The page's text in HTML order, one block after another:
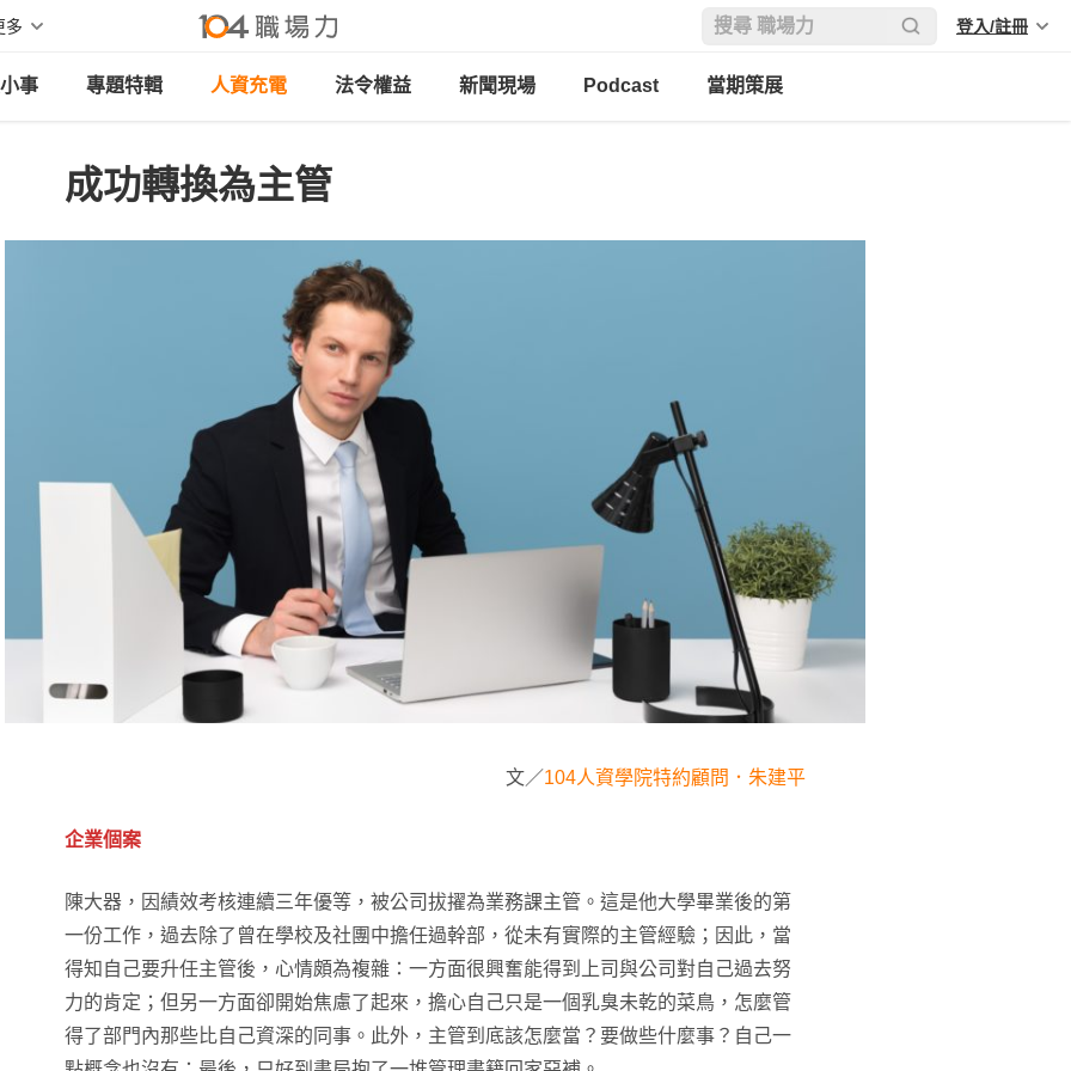
多 登入/註冊
事 專題特輯 人資充電 法令權益 新聞現場 Podcast 當期策展
成功轉換為主管
文／104人資學院特約顧問．朱建平
企業個案
陳大器，因績效考核連續三年優等，被公司拔擢為業務課主管。這是他大學畢業後的第
一份工作，過去除了曾在學校及社團中擔任過幹部，從未有實際的主管經驗；因此，當
得知自己要升任主管後，心情頗為複雜：一方面很興奮能得到上司與公司對自己過去努
力的肯定；但另一方面卻開始焦慮了起來，擔心自己只是一個乳臭未乾的菜鳥，怎麼管
得了部門內那些比自己資深的同事。此外，主管到底該怎麼當？要做些什麼事？自己一